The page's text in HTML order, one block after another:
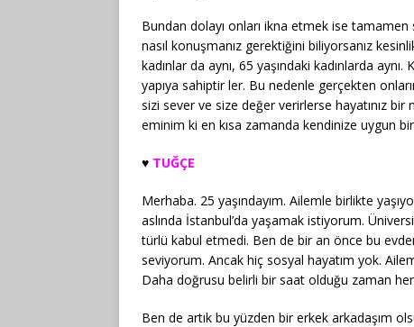
Bundan dolayı onları ikna etmek ise tamamen
nasıl konuşmanız gerektiğini biliyorsanız
kadınlar da aynı, 65 yaşındaki kadınlarda
yapıya sahiptir ler. Bu nedenle gerçekten
sizi sever ve size değer verirlerse hayatınız
eminim ki en kısa zamanda kendinize uygun
♥️ TUĞÇE
Merhaba. 25 yaşındayım. Ailemle birlikte
aslında İstanbul’da yaşamak istiyorum.
türlü kabul etmedi. Ben de bir an önce bu
seviyorum. Ancak hiç sosyal hayatım yok.
Daha doğrusu belirli bir saat olduğu zaman
Ben de artık bu yüzden bir erkek arkadaşım